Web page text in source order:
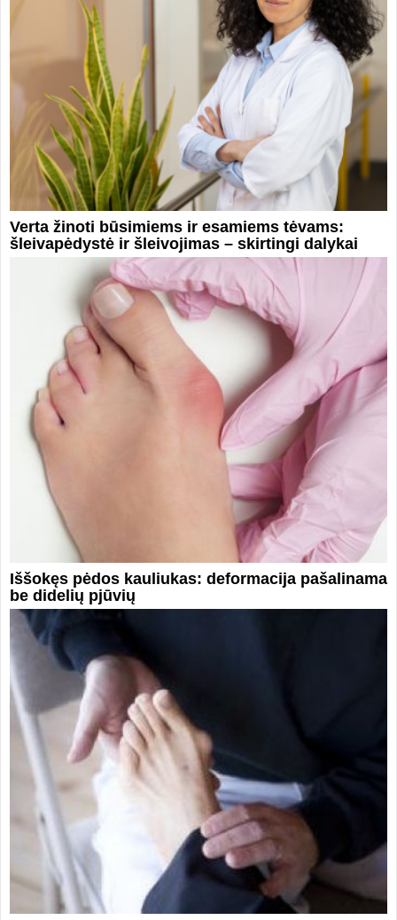
Verta žinoti būsimiems ir esamiems tėvams:
šleivapėdystė ir šleivojimas – skirtingi dalykai
Iššokęs pėdos kauliukas: deformacija pašalinama
be didelių pjūvių